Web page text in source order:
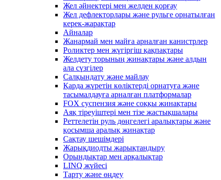
Жел әйнектері мен желден қорғау
Жел дефлекторлары және рульге орнатылған
керек-жарақтар
Айналар
Жанармай мен майға арналған канистрлер
Роликтер мен жүгіргіш қақпақтары
Желдету торының жинақтары және алдын
ала сүзгілер
Салқындату және майлау
Қарда жүретін көліктерді орнатуға және
тасымалдауға арналған платформалар
FOX суспензия және соққы жинақтары
Аяқ тіреуіштері мен тізе жастықшалары
Реттелетін руль дөңгелегі аралықтары және
қосымша аралық жинақтар
Сақтау шешімдері
Жарықдиодты жарықтандыру
Орындықтар мен арқалықтар
LINQ жүйесі
Тарту және өңдеу